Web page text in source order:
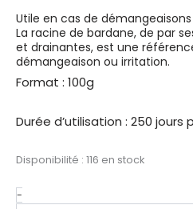
Utile en cas de
La racine de bardane, de par
et drainantes, est une
démangeaison ou irritation.
Format : 100g
Durée d’utilisation : 250 jours
Disponibilité : 116 en stock
-